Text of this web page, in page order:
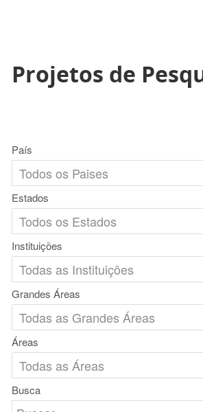
Projetos de
País
Estados
Instituições
Grandes Áreas
Áreas
Busca